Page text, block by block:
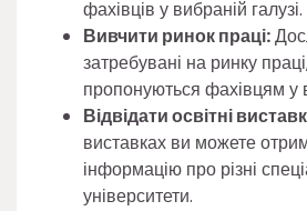
фахівців у вибраній галузі.
Вивчити ринок праці:
затребувані на ринку
пропонуються фахівцям у
Відвідати освітні
виставках ви можете
інформацію про різні
університети.